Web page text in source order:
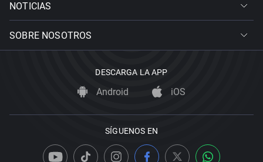
NOTICIAS
SOBRE NOSOTROS
DESCARGA LA APP
Android iOS
SÍGUENOS EN